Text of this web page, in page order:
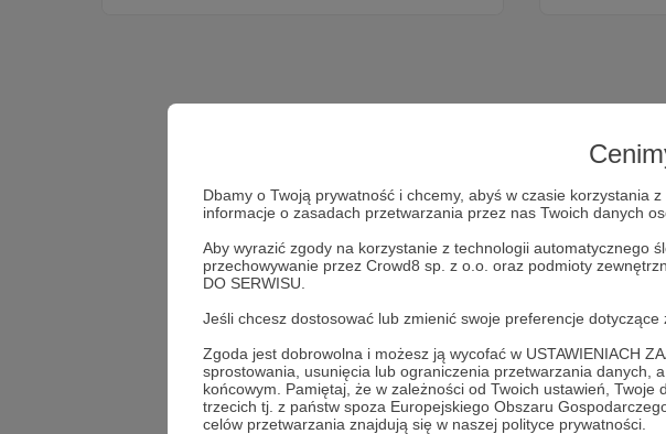
Dbamy o Twoją prywatność i chcemy, abyś w czasie korzystania
informacje o zasadach przetwarzania przez nas Twoich danych
Aby wyrazić zgody na korzystanie z technologii automatycznego
przechowywanie przez Crowd8 sp. z o.o. oraz podmioty
DO SERWISU.
Jeśli chcesz dostosować lub zmienić swoje preferencje dotyczące
Zgoda jest dobrowolna i możesz ją wycofać w USTAWIENIACH
sprostowania, usunięcia lub ograniczenia przetwarzania danych,
końcowym. Pamiętaj, że w zależności od Twoich ustawień,
trzecich tj. z państw spoza Europejskiego Obszaru
celów przetwarzania znajdują się w naszej polityce prywatności.
Wesprzyj działalność